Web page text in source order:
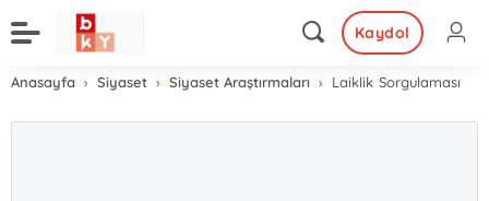
Kaydol
Anasayfa Siyaset Siyaset Araştırmaları Laiklik Sorgulaması